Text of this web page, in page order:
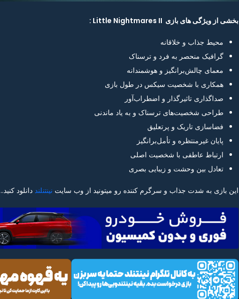
بخشی از ویژگی های بازی Little Nightmares II :
محیط جذاب و خلاقانه
گرافیک منحصر به فرد و ترسناک
معمای چالش‌برانگیز و هوشمندانه
همکاری با شخصیت سیکس در طول بازی
صداگذاری تاثیرگذار و اضطراب‌آور
طراحی شخصیت‌های ترسناک و به یاد ماندنی
فضاسازی تاریک و پرتعلیق
پایان غیرمنتظره و تأمل‌برانگیز
ارتباط عاطفی با شخصیت اصلی
تعادل بین وحشت و زیبایی بصری
این بازی به شدت جذاب و سرگرم کننده رو میتونید از وب سایت نینتنلند دانلود کنید..